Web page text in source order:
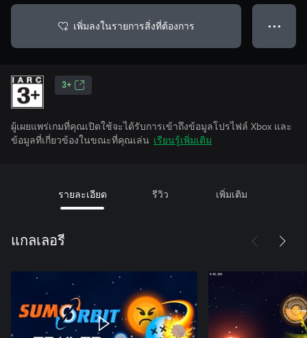
เพิ่มลงในรายการสิ่งที่ต้องการ ● ● ●
3+
ผู้เผยแพร่เกมที่คุณเปิดใช้จะได้รับการเข้าถึงข้อมูลโปรไฟล์ Xbox และ
ข้อมูลที่เกี่ยวข้องในขณะที่คุณเล่น เรียนรู้เพิ่มเติม
รายละเอียด รีวิว เพิ่มเติม
แกลเลอรี